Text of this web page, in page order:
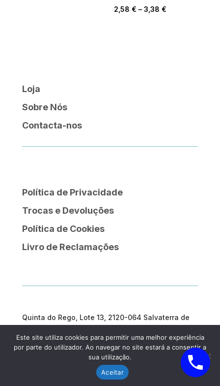
2,58 € – 3,38 €Price
Loja
Sobre Nós
Contacta-nos
Política de Privacidade
Trocas e Devoluções
Política de Cookies
Livro de Reclamações
Quinta do Rego, Lote 13, 2120-064 Salvaterra de
geral@prosargosteam.com
Prosargos, 2025| Criado porDiogo Couto
Este site utiliza cookies para permitir uma melhor experiência
por parte do utilizador. Ao navegar no site estará a consentir a
sua utilização.
Aceitar